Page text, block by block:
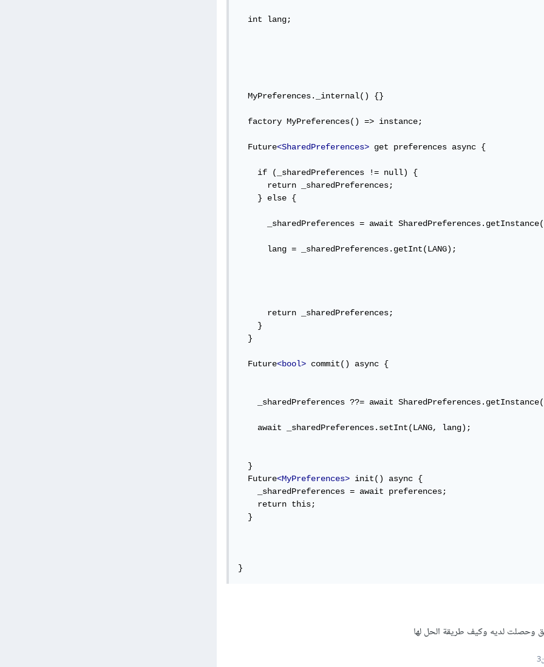
  int lang;
  MyPreferences._internal() {}
  factory MyPreferences() => instance;
  Future
<SharedPreferences> get preferences async {
    if (_sharedPreferences != null) {
      return _sharedPreferences;
    } else {
_sharedPreferences = await
      lang = _sharedPreferences.getInt(LANG);
      return _sharedPreferences;
    }
  }
  Future
<bool> commit() async {
_sharedPreferences ??= await
    await _sharedPreferences.setInt(LANG, lang);
  }
  Future
<MyPreferences> init() async {
    _sharedPreferences = await preferences;
    return this;
  }
}
وحصلت لديه وكيف طريقة الحل لها